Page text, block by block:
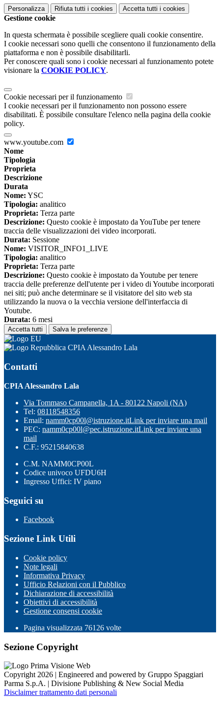
Personalizza Rifiuta tutti i cookies Accetta tutti i cookies
Gestione cookie
In questa schermata è possibile scegliere quali cookie consentire.
I cookie necessari sono quelli che consentono il funzionamento della
piattaforma e non è possibile disabilitarli.
Per conoscere quali sono i cookie necessari al funzionamento potete
visionare la COOKIE POLICY.
Cookie necessari per il funzionamento
I cookie necessari per il funzionamento non possono essere
disabilitati. È possibile consultare l'elenco nella pagina della cookie
policy.
www.youtube.com
Nome
Tipologia
Proprieta
Descrizione
Durata
Nome: YSC
Tipologia: analitico
Proprieta: Terza parte
Descrizione: Questo cookie è impostato da YouTube per tenere
traccia delle visualizzazioni dei video incorporati.
Durata: Sessione
Nome: VISITOR_INFO1_LIVE
Tipologia: analitico
Proprieta: Terza parte
Descrizione: Questo cookie è impostato da Youtube per tenere
traccia delle preferenze dell'utente per i video di Youtube incorporati
nei siti; può anche determinare se il visitatore del sito web sta
utilizzando la nuova o la vecchia versione dell'interfaccia di
Youtube.
Durata: 6 mesi
Accetta tutti Salva le preferenze
CPIA Alessandro Lala
Contatti
CPIA Alessandro Lala
Via Tommaso Campanella, 1A - 80122 Napoli (NA)
Tel: 08118548356
Email: namm0cp00l@istruzione.itLink per inviare una mail
PEC: namm0cp00l@pec.istruzione.itLink per inviare una
mail
C.F.: 95215840638
C.M. NAMM0CP00L
Codice univoco UFDU6H
Ingresso Uffici: IV piano
Seguici su
Facebook
Sezione Link Utili
Cookie policy
Note legali
Informativa Privacy
Ufficio Relazioni con il Pubblico
Dichiarazione di accessibilità
Obiettivi di accessibilità
Gestione consensi cookie
Pagina visualizzata 76126 volte
Sezione Copyright
Copyright 2026 | Engineered and powered by Gruppo Spaggiari
Parma S.p.A. | Divisione Publishing & New Social Media
Disclaimer trattamento dati personali